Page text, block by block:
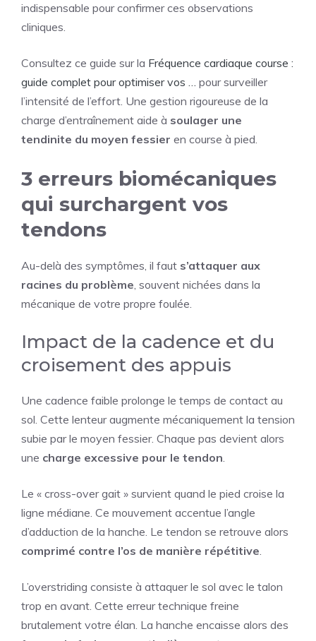
indispensable pour confirmer ces observations
cliniques.
Consultez ce guide sur la Fréquence cardiaque course :
guide complet pour optimiser vos … pour surveiller
l’intensité de l’effort. Une gestion rigoureuse de la
charge d’entraînement aide à soulager une
tendinite du moyen fessier en course à pied.
3 erreurs biomécaniques
qui surchargent vos
tendons
Au-delà des symptômes, il faut s’attaquer aux
racines du problème, souvent nichées dans la
mécanique de votre propre foulée.
Impact de la cadence et du
croisement des appuis
Une cadence faible prolonge le temps de contact au
sol. Cette lenteur augmente mécaniquement la tension
subie par le moyen fessier. Chaque pas devient alors
une charge excessive pour le tendon.
Le « cross-over gait » survient quand le pied croise la
ligne médiane. Ce mouvement accentue l’angle
d’adduction de la hanche. Le tendon se retrouve alors
comprimé contre l’os de manière répétitive.
L’overstriding consiste à attaquer le sol avec le talon
trop en avant. Cette erreur technique freine
brutalement votre élan. La hanche encaisse alors des